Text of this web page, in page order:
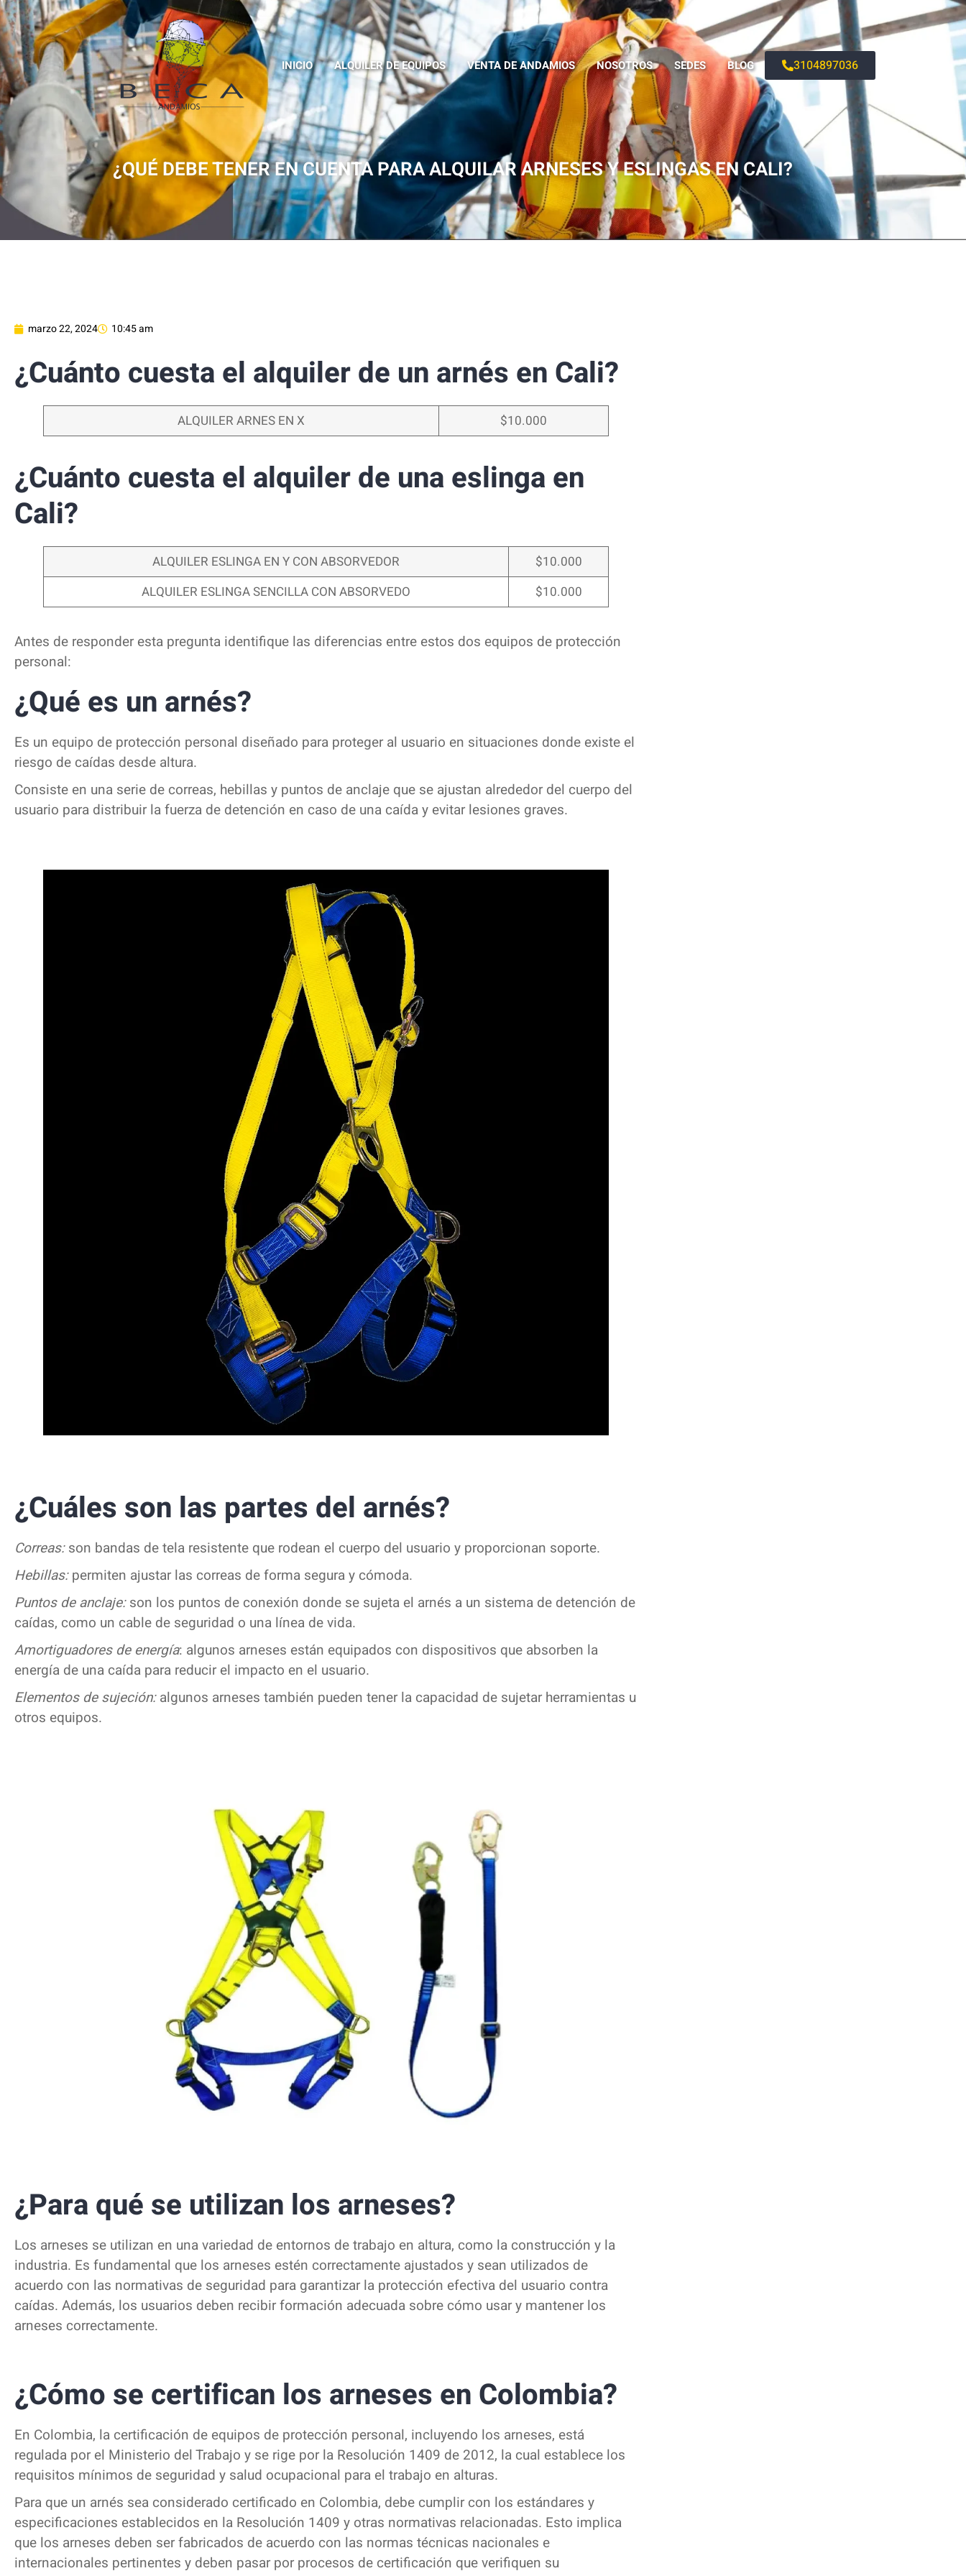
INICIO ALQUILER DE EQUIPOS VENTA DE ANDAMIOS NOSOTROS SEDES BLOG 3104897036
¿QUÉ DEBE TENER EN CUENTA PARA ALQUILAR ARNESES Y ESLINGAS EN CALI?
marzo 22, 2024 10:45 am
¿Cuánto cuesta el alquiler de un arnés en Cali?
ALQUILER ARNES EN X $10.000
¿Cuánto cuesta el alquiler de una eslinga en
Cali?
ALQUILER ESLINGA EN Y CON ABSORVEDOR
$10.000
ALQUILER ESLINGA SENCILLA CON ABSORVEDO
$10.000
Antes de responder esta pregunta identifique las diferencias entre estos dos equipos de protección
personal:
¿Qué es un arnés?
Es un equipo de protección personal diseñado para proteger al usuario en situaciones donde existe el
riesgo de caídas desde altura.
Consiste en una serie de correas, hebillas y puntos de anclaje que se ajustan alrededor del cuerpo del
usuario para distribuir la fuerza de detención en caso de una caída y evitar lesiones graves.
¿Cuáles son las partes del arnés?
Correas:son bandas de tela resistente que rodean el cuerpo del usuario y proporcionan soporte.
Hebillas:permiten ajustar las correas de forma segura y cómoda.
Puntos de anclaje:son los puntos de conexión donde se sujeta el arnés a un sistema de detención de
caídas, como un cable de seguridad o una línea de vida.
Amortiguadores de energía: algunos arneses están equipados con dispositivos que absorben la
energía de una caída para reducir el impacto en el usuario.
Elementos de sujeción:algunos arneses también pueden tener la capacidad de sujetar herramientas u
otros equipos.
¿Para qué se utilizan los arneses?
Los arneses se utilizan en una variedad de entornos de trabajo en altura, como la construcción y la
industria. Es fundamental que los arneses estén correctamente ajustados y sean utilizados de
acuerdo con las normativas de seguridad para garantizar la protección efectiva del usuario contra
caídas. Además, los usuarios deben recibir formación adecuada sobre cómo usar y mantener los
arneses correctamente.
¿Cómo se certifican los arneses en Colombia?
En Colombia, la certificación de equipos de protección personal, incluyendo los arneses, está
regulada por el Ministerio del Trabajo y se rige por la Resolución 1409 de 2012, la cual establece los
requisitos mínimos de seguridad y salud ocupacional para el trabajo en alturas.
Para que un arnés sea considerado certificado en Colombia, debe cumplir con los estándares y
especificaciones establecidos en la Resolución 1409 y otras normativas relacionadas. Esto implica
que los arneses deben ser fabricados de acuerdo con las normas técnicas nacionales e
internacionales pertinentes y deben pasar por procesos de certificación que verifiquen su